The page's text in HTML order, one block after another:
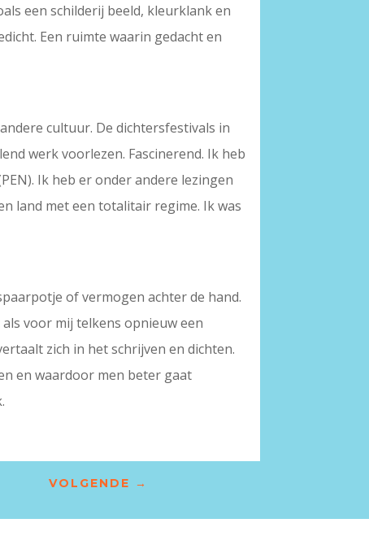
een schilderij beeld, kleurklank en
Een ruimte waarin gedacht en
cultuur. De dichtersfestivals in
werk voorlezen. Fascinerend. Ik heb
Ik heb er onder andere lezingen
land met een totalitair regime. Ik was
of vermogen achter de hand.
voor mij telkens opnieuw een
zich in het schrijven en dichten.
en waardoor men beter gaat
VOLGENDE →